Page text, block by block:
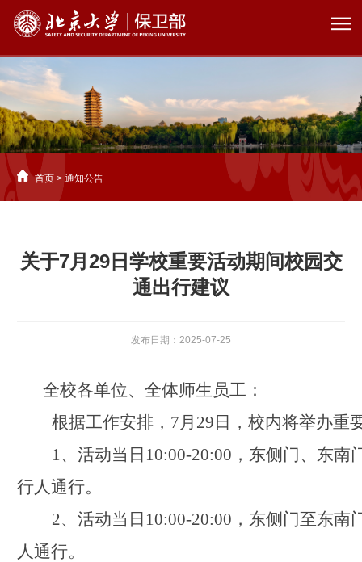
首页 >通知公告
关于7月29日学校重要活动期间校园交
通出行建议
发布日期：2025-07-25
全校各单位、全体师生员工：
根据工作安排， 7月 29 日，校内将举办重
1、活动当日 10:00-20:00 ，东侧门、东
行人通行。
2、活动当日 10:00-20:00 ，东侧门至东
人通行。